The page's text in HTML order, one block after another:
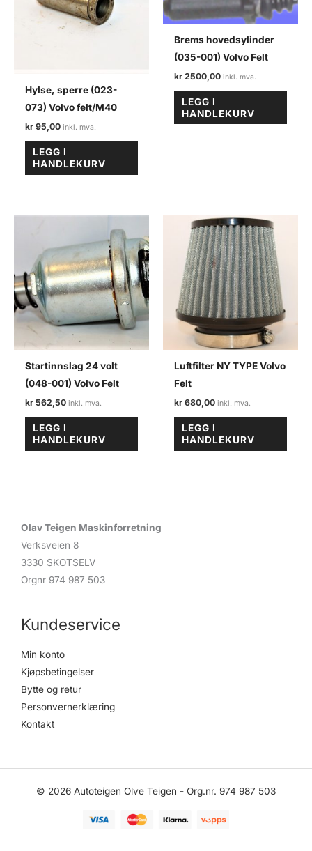
Hylse, sperre (023-
073) Volvo felt/M40
kr 95,00
LEGG I
HANDLEKURV
Brems hovedsylinder
(035-001) Volvo Felt
kr 2500,00
LEGG I
HANDLEKURV
Startinnslag 24 volt
(048-001) Volvo Felt
kr 562,50
LEGG I
HANDLEKURV
Luftfilter NY TYPE Volvo
Felt
kr 680,00
LEGG I
HANDLEKURV
Olav Teigen Maskinforretning
Verksveien 8
3330 SKOTSELV
Orgnr 974 987 503
Kundeservice
Min konto
Kjøpsbetingelser
Bytte og retur
Personvernerklæring
Kontakt
© 2026 Autoteigen Olve Teigen - Org.nr. 974 987 503